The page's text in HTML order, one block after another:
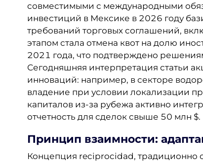
совместимыми с международными
инвестиций в Мексике в 2026 году
требований торговых соглашений,
этапом стала отмена квот на долю
2021 года, что подтверждено
Сегодняшняя интерпретация статьи
инноваций: например, в секторе
владение при условии локализации
капиталов из-за рубежа активно
отчетность для сделок свыше 50 млн $.
Принцип взаимности:
Концепция reciprocidad, традиционно